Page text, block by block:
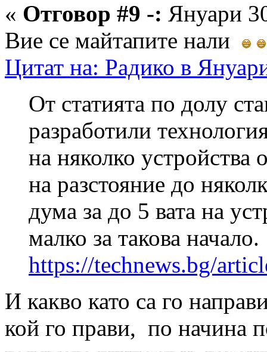
« Отговор #9 -: Януари
Вие се майтапите нали
Цитат на: Радико в
От статията по долу
разработили
на няколко устройства
на разстояние до
дума за до 5 вата на
малко за такова начало.
https://technews.bg/
И какво като са го
кой го прави, по начина